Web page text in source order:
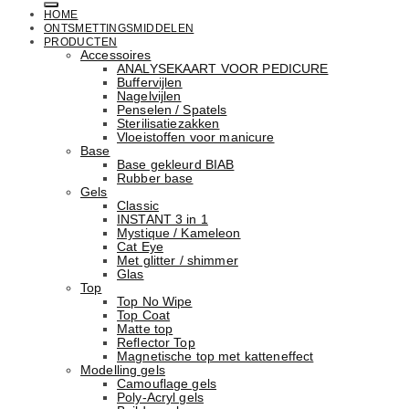
HOME
ONTSMETTINGSMIDDELEN
PRODUCTEN
Accessoires
ANALYSEKAART VOOR PEDICURE
Buffervijlen
Nagelvijlen
Penselen / Spatels
Sterilisatiezakken
Vloeistoffen voor manicure
Base
Basе gekleurd BIAB
Rubber basе
Gels
Classic
INSTANT 3 in 1
Mystique / Kameleon
Cat Eye
Met glitter / shimmer
Glas
Top
Top No Wipe
Top Coat
Matte top
Reflector Top
Magnetische top met katteneffect
Modelling gels
Camouflage gels
Poly-Acryl gels